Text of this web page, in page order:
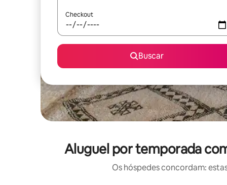
Checkout
Buscar
Aluguel por temporada
Os hóspedes concordam: